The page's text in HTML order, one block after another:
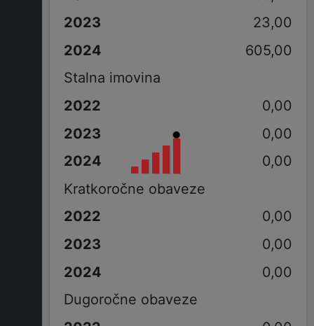
23,00
605,00
Stalna imovina
0,00
0,00
0,00
Kratkoročne obaveze
0,00
0,00
0,00
Dugoročne obaveze